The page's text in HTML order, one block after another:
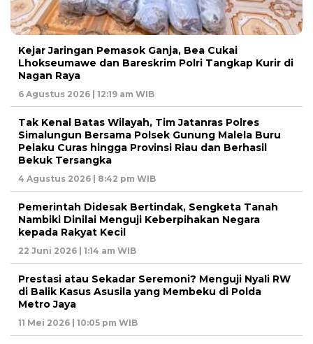
Kejar Jaringan Pemasok Ganja, Bea Cukai
Lhokseumawe dan Bareskrim Polri Tangkap Kurir di
Nagan Raya
6 Agustus 2026 | 12:19 am WIB
Tak Kenal Batas Wilayah, Tim Jatanras Polres
Simalungun Bersama Polsek Gunung Malela Buru
Pelaku Curas hingga Provinsi Riau dan Berhasil
Bekuk Tersangka
4 Agustus 2026 | 8:42 pm WIB
Pemerintah Didesak Bertindak, Sengketa Tanah
Nambiki Dinilai Menguji Keberpihakan Negara
kepada Rakyat Kecil
22 Juni 2026 | 1:14 am WIB
Prestasi atau Sekadar Seremoni? Menguji Nyali RW
di Balik Kasus Asusila yang Membeku di Polda
Metro Jaya
11 Mei 2026 | 10:05 pm WIB